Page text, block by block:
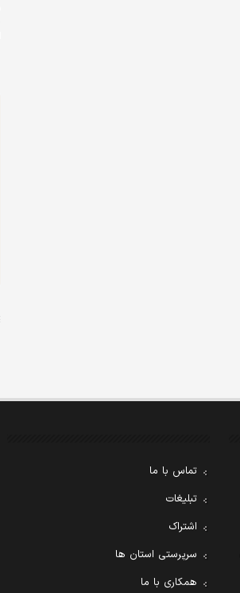
تماس با ما
تبلیغات
اشتراک
سرپرستی استان ها
همکاری با ما